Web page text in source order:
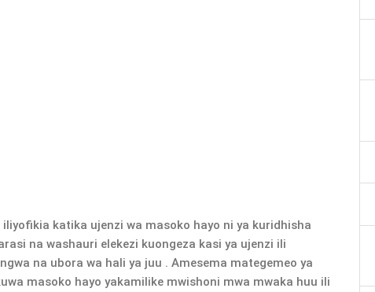
iliyofikia katika ujenzi wa masoko hayo ni ya kuridhisha
na washauri elekezi kuongeza kasi ya ujenzi ili
na ubora wa hali ya juu . Amesema mategemeo ya
masoko hayo yakamilike mwishoni mwa mwaka huu ili